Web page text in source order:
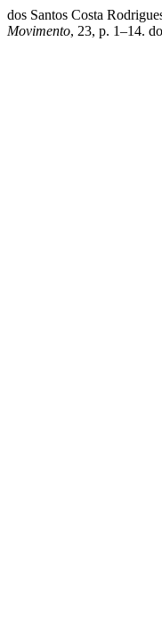
dos Santos Costa
Movimento, 23, p. 1–14.